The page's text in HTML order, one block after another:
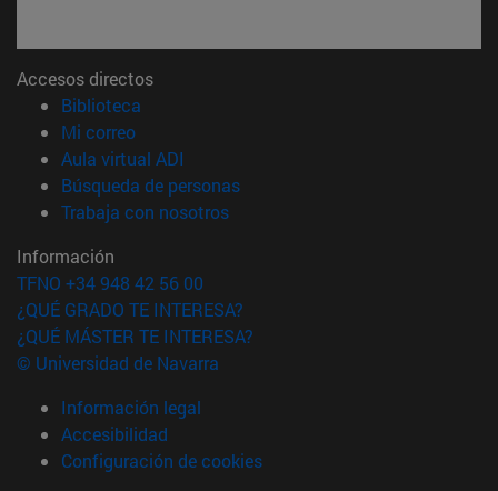
Accesos directos
Biblioteca
Mi correo(abre en nueva ventana)
Aula virtual ADI
Búsqueda de personas(abre en nueva ventana)
Trabaja con nosotros(abre en nueva ventana)
Información
TFNO +34 948 42 56 00
¿QUÉ GRADO TE INTERESA?
¿QUÉ MÁSTER TE INTERESA?
© Universidad de Navarra
Información legal
Accesibilidad
Configuración de cookies